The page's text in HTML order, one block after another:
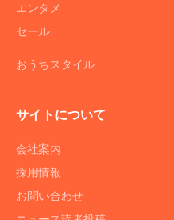
エンタメ
セール
おうちスタイル
サイトについて
会社案内
採用情報
お問い合わせ